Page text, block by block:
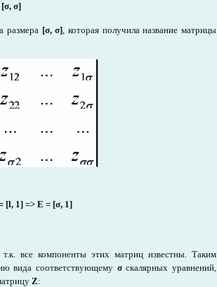
[σ, σ]
размера [σ, σ] , которая получила название матрицы
[l, 1] => E = [σ, 1]
т.к. все компоненты этих матриц известны. Таким
вида соответствующему σскалярных уравнений,
Z: